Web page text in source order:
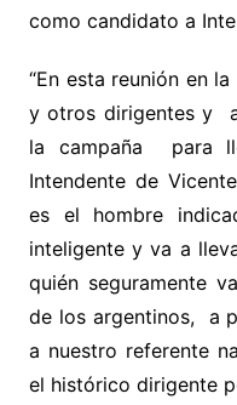
como candidato a
“En esta reunión en
y otros dirigentes y
la campaña para
Intendente de
es el hombre
inteligente y va a
quién seguramente
de los argentinos, a
a nuestro referente
el histórico dirigente